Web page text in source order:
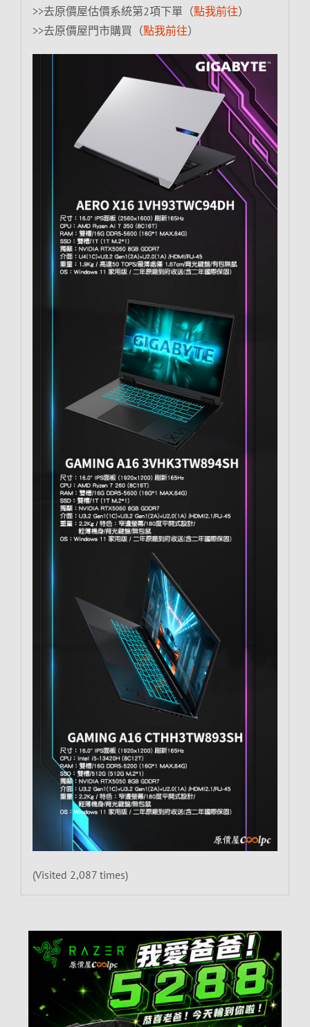
>>去原價屋估價系統第2項下單（點我前往）
>>去原價屋門市購買（點我前往）
(Visited 2,087 times)